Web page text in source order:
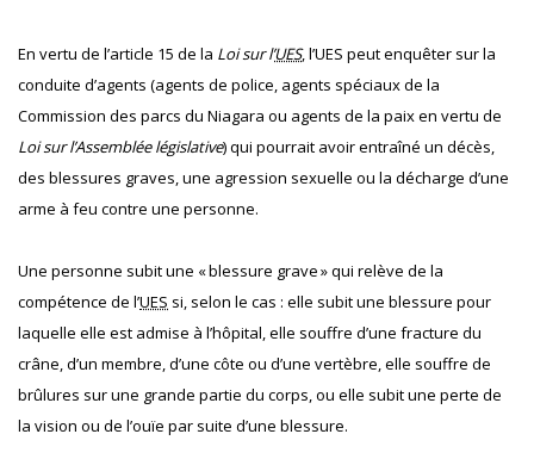
En vertu de l’article 15 de la Loi sur l’UES, l’UES peut enquêter sur la
conduite d’agents (agents de police, agents spéciaux de la
Commission des parcs du Niagara ou agents de la paix en vertu de
Loi sur l’Assemblée législative) qui pourrait avoir entraîné un décès,
des blessures graves, une agression sexuelle ou la décharge d’une
arme à feu contre une personne.
Une personne subit une « blessure grave » qui relève de la
compétence de l’UES si, selon le cas : elle subit une blessure pour
laquelle elle est admise à l’hôpital, elle souffre d’une fracture du
crâne, d’un membre, d’une côte ou d’une vertèbre, elle souffre de
brûlures sur une grande partie du corps, ou elle subit une perte de
la vision ou de l’ouïe par suite d’une blessure.